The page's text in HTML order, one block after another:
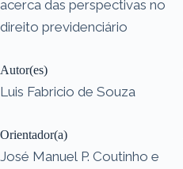
acerca das perspectivas no
direito previdenciário
Autor(es)
Luis Fabricio de Souza
Orientador(a)
José Manuel P. Coutinho e